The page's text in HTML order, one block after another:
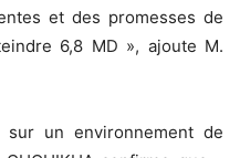
et des promesses de
6,8 MD », ajoute M.
sur un environnement de